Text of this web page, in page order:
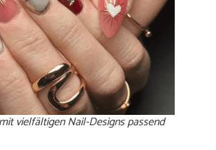
vielfältigen Nail-Designs passend